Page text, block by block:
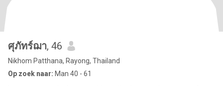
ศุภัทร์ฌา, 46
Nikhom Patthana, Rayong, Thailand
Op zoek naar: Man 40 - 61